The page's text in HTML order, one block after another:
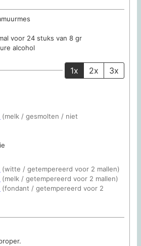
voor 24 stuks van 8 gr
alcohol
1x 2x 3x
(melk / gesmolten / niet
(witte / getempereerd voor 2 mallen)
(melk / getempereerd voor 2 mallen)
(fondant / getempereerd voor 2